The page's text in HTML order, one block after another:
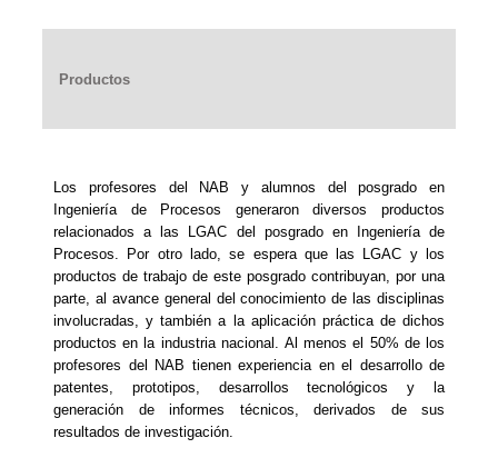
Productos
Los profesores del NAB y alumnos del posgrado en
Ingeniería de Procesos generaron diversos productos
relacionados a las LGAC del posgrado en Ingeniería de
Procesos. Por otro lado, se espera que las LGAC y los
productos de trabajo de este posgrado contribuyan, por una
parte, al avance general del conocimiento de las disciplinas
involucradas, y también a la aplicación práctica de dichos
productos en la industria nacional. Al menos el 50% de los
profesores del NAB tienen experiencia en el desarrollo de
patentes, prototipos, desarrollos tecnológicos y la
generación de informes técnicos, derivados de sus
resultados de investigación.